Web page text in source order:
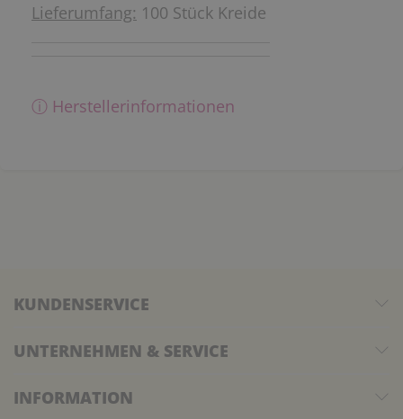
Lieferumfang: 100 Stück Kreide
ⓘ Herstellerinformationen
KUNDENSERVICE
UNTERNEHMEN & SERVICE
INFORMATION